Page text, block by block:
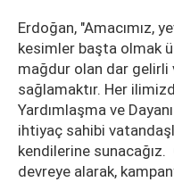
Erdoğan, "Amacımız,
kesimler başta olmak
mağdur olan dar gelirli
sağlamaktır. Her
Yardımlaşma ve
ihtiyaç sahibi
kendilerine sunacağız.
devreye alarak,